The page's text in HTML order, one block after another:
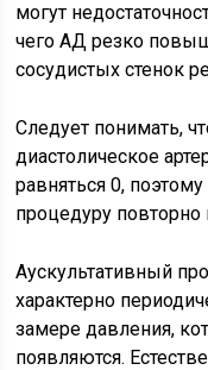
могут
чего АД резко
сосудистых стенок
Следует понимать,
диастолическое
равняться 0,
процедуру повторно
Аускультативный
характерно
замере давления,
появляются.